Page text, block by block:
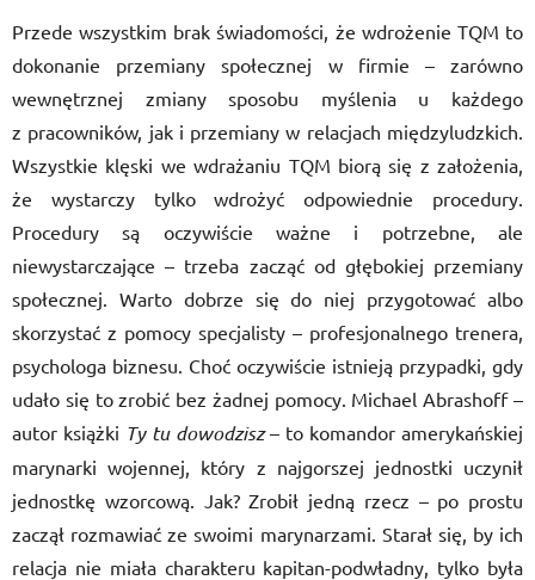
Przede wszystkim brak świadomości, że wdrożenie TQM to
dokonanie przemiany społecznej w firmie – zarówno
wewnętrznej zmiany sposobu myślenia u każdego
z pracowników, jak i przemiany w relacjach międzyludzkich.
Wszystkie klęski we wdrażaniu TQM biorą się z założenia,
że wystarczy tylko wdrożyć odpowiednie procedury.
Procedury są oczywiście ważne i potrzebne, ale
niewystarczające – trzeba zacząć od głębokiej przemiany
społecznej. Warto dobrze się do niej przygotować albo
skorzystać z pomocy specjalisty – profesjonalnego trenera,
psychologa biznesu. Choć oczywiście istnieją przypadki, gdy
udało się to zrobić bez żadnej pomocy. Michael Abrashoff –
autor książki Ty tu dowodzisz– to komandor amerykańskiej
marynarki wojennej, który z najgorszej jednostki uczynił
jednostkę wzorcową. Jak? Zrobił jedną rzecz – po prostu
zaczął rozmawiać ze swoimi marynarzami. Starał się, by ich
relacja nie miała charakteru kapitan-podwładny, tylko była